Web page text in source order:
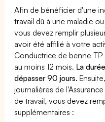
Afin de bénéficier d'une
travail dû à une maladie
vous devez remplir
avoir été affilié à votre
Conductrice de benne
au moins 12 mois. La
dépasser 90 jours.
journalières de
de travail, vous devez
supplémentaires :